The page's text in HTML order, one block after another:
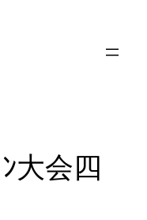
大会四